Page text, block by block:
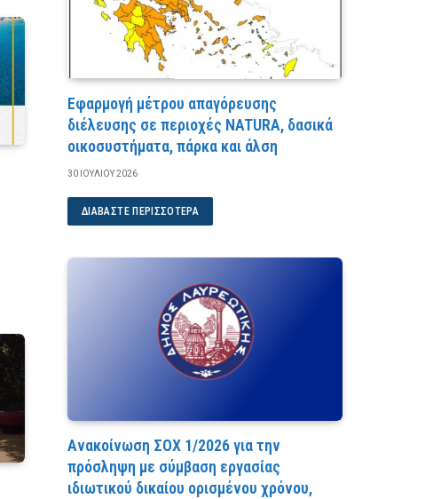
Εφαρμογή μέτρου απαγόρευσης
διέλευσης σε περιοχές NATURA, δασικά
οικοσυστήματα, πάρκα και άλση
30 ΙΟΥΛΊΟΥ 2026
ΔΙΑΒΆΣΤΕ ΠΕΡΙΣΣΌΤΕΡΑ
Ανακοίνωση ΣΟΧ 1/2026 για την
πρόσληψη με σύμβαση εργασίας
ιδιωτικού δικαίου ορισμένου χρόνου,